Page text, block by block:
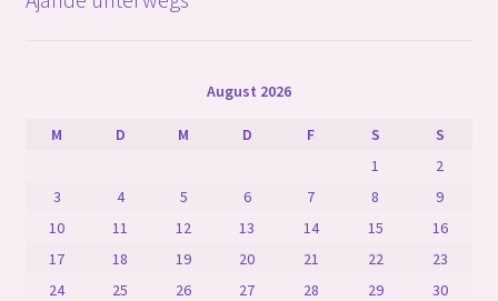
August 2026
M D M D F S
S
1
2
3
4 5 6 7 8
9
10
11 12 13 14 15
16
17
18 19 20 21 22
23
24
25 26 27 28 29
30